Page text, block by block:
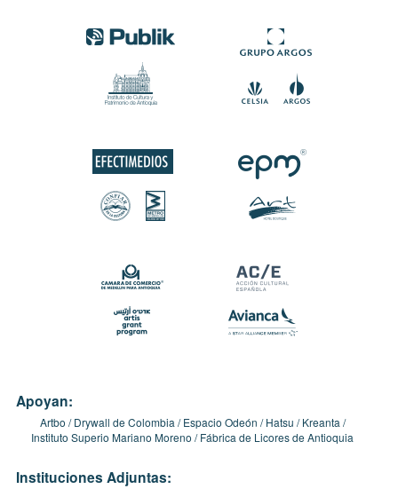
Apoyan:
Artbo Drywall de Colombia Espacio Odeón Hatsu
Kreanta
Instituto Superio Mariano Moreno
Fábrica de Licores de Antioquia
Instituciones Adjuntas: